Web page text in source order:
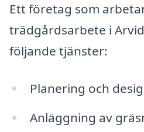
Ett företag som
trädgårdsarbete i
följande tjänster:
Planering och
Anläggning av